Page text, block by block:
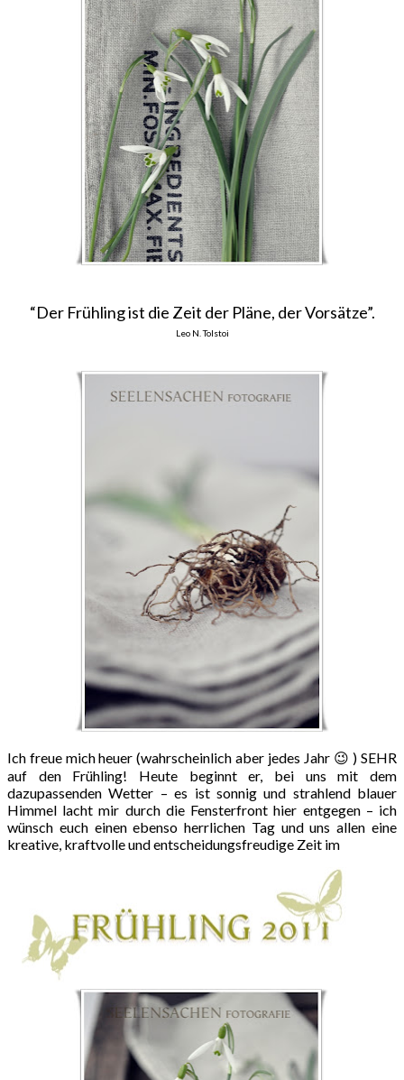
“Der Frühling ist die Zeit der Pläne, der Vorsätze”.
Leo N. Tolstoi
Ich freue mich heuer (wahrscheinlich aber jedes Jahr 😉 ) SEHR
auf den Frühling! Heute beginnt er, bei uns mit dem
dazupassenden Wetter – es ist sonnig und strahlend blauer
Himmel lacht mir durch die Fensterfront hier entgegen – ich
wünsch euch einen ebenso herrlichen Tag und uns allen eine
kreative, kraftvolle und entscheidungsfreudige Zeit im